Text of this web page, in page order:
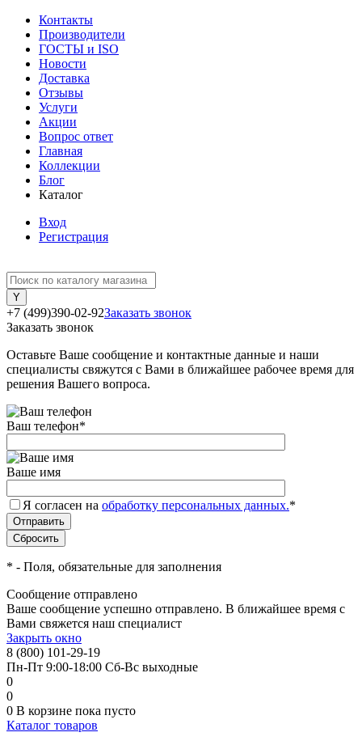
Контакты
Производители
ГОСТЫ и ISO
Новости
Доставка
Отзывы
Услуги
Акции
Вопрос ответ
Главная
Коллекции
Блог
Каталог
Вход
Регистрация
+7 (499)390-02-92Заказать звонок
Заказать звонок
Оставьте Ваше сообщение и контактные данные и наши
специалисты свяжутся с Вами в ближайшее рабочее время для
решения Вашего вопроса.
Ваш телефон*
Ваше имя
Я согласен на обработку персональных данных.*
* - Поля, обязательные для заполнения
Сообщение отправлено
Ваше сообщение успешно отправлено. В ближайшее время с
Вами свяжется наш специалист
Закрыть окно
8 (800) 101-29-19
Пн-Пт 9:00-18:00 Сб-Вс выходные
0
0
0 В корзине пока пусто
Каталог товаров